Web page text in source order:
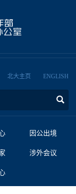
北大主页 ENGLISH
因公出境
涉外会议